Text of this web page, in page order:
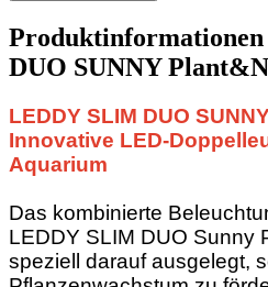
DUO SUNNY
LEDDY SLIM DUO
Innovative LED-
Aquarium
Das kombinierte
LEDDY SLIM DUO Sunny
speziell darauf ausgelegt,